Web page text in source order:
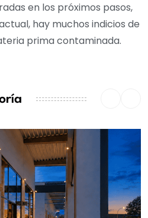
en los próximos pasos,
hay muchos indicios de
prima contaminada.